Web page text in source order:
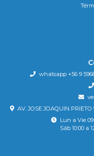
whatsapp +56 9
AV. JOSE JOAQUIN PRIETO
Lun a Vie
Sáb 10:00 a